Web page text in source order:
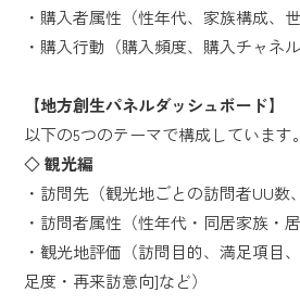
・購入者属性（性年代、家族構成、
・購入行動（購入頻度、購入チャネ
【地方創生パネルダッシュボード】
以下の5つのテーマで構成しています。
◇ 観光編
・訪問先（観光地ごとの訪問者UU数
・訪問者属性（性年代・同居家族・
・観光地評価（訪問目的、満足項目
足度・再来訪意向]など）